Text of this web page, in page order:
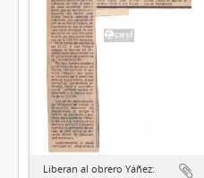
Liberan al obrero Yáñez: